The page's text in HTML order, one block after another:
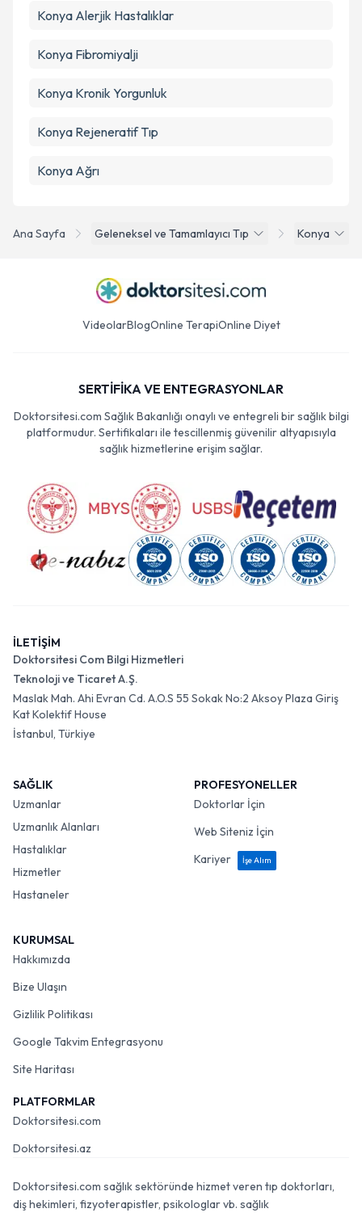
Ana Sayfa Geleneksel ve Tamamlayıcı Tıp Konya
Konya Alerjik Hastalıklar
Konya Fibromiyalji
Konya Kronik Yorgunluk
Konya Rejeneratif Tıp
Konya Ağrı
VideolarBlogOnline TerapiOnline Diyet
SERTİFİKA VE ENTEGRASYONLAR
Doktorsitesi.com Sağlık Bakanlığı onaylı ve entegreli bir sağlık bilgi
platformudur. Sertifikaları ile tescillenmiş güvenilir altyapısıyla
sağlık hizmetlerine erişim sağlar.
İLETİŞİM
Doktorsitesi Com Bilgi Hizmetleri
Teknoloji ve Ticaret A.Ş.
Maslak Mah. Ahi Evran Cd. A.O.S 55 Sokak No:2 Aksoy Plaza Giriş
Kat Kolektif House
İstanbul, Türkiye
SAĞLIK
Uzmanlar
Uzmanlık Alanları
Hastalıklar
Hizmetler
Hastaneler
PROFESYONELLER
Doktorlar İçin
Web Siteniz İçin
Kariyer
İşe Alım
KURUMSAL
Hakkımızda
Bize Ulaşın
Gizlilik Politikası
Google Takvim Entegrasyonu
Site Haritası
PLATFORMLAR
Doktorsitesi.com
Doktorsitesi.az
Doktorsitesi.com sağlık sektöründe hizmet veren tıp doktorları,
diş hekimleri, fizyoterapistler, psikologlar vb. sağlık